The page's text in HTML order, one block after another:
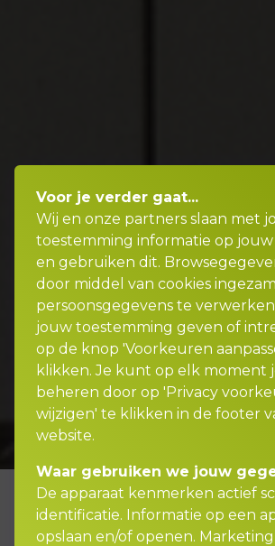
Voor je verder gaat...
Wij en onze partners slaan met
toestemming informatie op jouw
en gebruiken dit.
door middel van cookies
persoonsgegevens te
jouw toestemming geven of
op de knop 'Voorkeuren
klikken. Je kunt op elk moment
beheren door op 'Privacy
wijzigen' te klikken in de footer
website.
Waar gebruiken we jouw
De apparaat kenmerken actief
identificatie. Informatie op een
opslaan en/of openen. Marketing